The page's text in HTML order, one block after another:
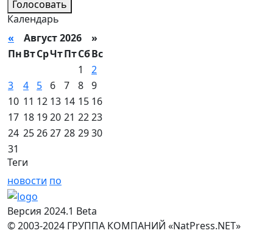
Голосовать
Календарь
« Август 2026 »
ПнВтСрЧтПтСбВс
1
2
3
4 5 6 7 8 9
10 11 12 13 14 15 16
17 18 1920 21 2223
24 252627 28 2930
31
Теги
новости по
Версия 2024.1 Beta
© 2003-2024 ГРУППА КОМПАНИЙ «NatPress.NET»